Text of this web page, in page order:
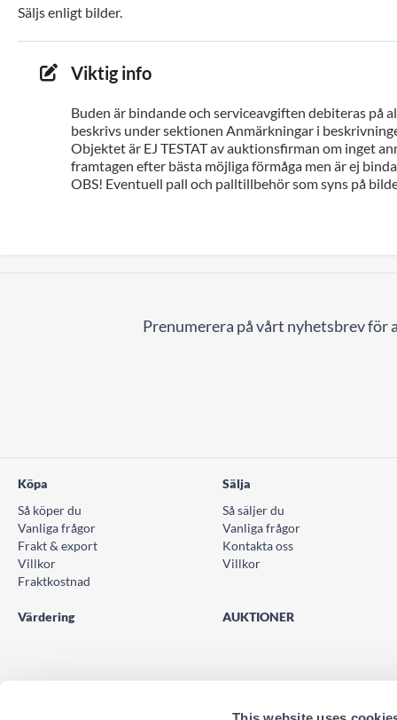
Säljs enligt bilder.
Viktig info
Buden är bindande och serviceavgiften debiteras på
beskrivs under sektionen Anmärkningar i
Objektet är EJ TESTAT av auktionsfirman om inget
framtagen efter bästa möjliga förmåga men är ej
OBS! Eventuell pall och palltillbehör som syns på
Prenumerera på vårt nyhetsbrev för
Köpa
Så köper du
Vanliga frågor
Frakt & export
Villkor
Fraktkostnad
Sälja
Så säljer du
Vanliga frågor
Kontakta oss
Villkor
Värdering AUKTIONER